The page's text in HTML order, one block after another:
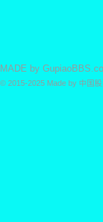
MADE by
© 2015-2025 Made by 中国